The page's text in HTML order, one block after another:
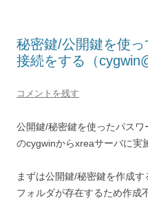
秘密鍵/公開鍵を使
接続をする（
コメントを残す
公開鍵/秘密鍵を使ったパス
のcygwinからxreaサーバに実
まずは公開鍵/秘密鍵を作成
フォルダが存在するため作成